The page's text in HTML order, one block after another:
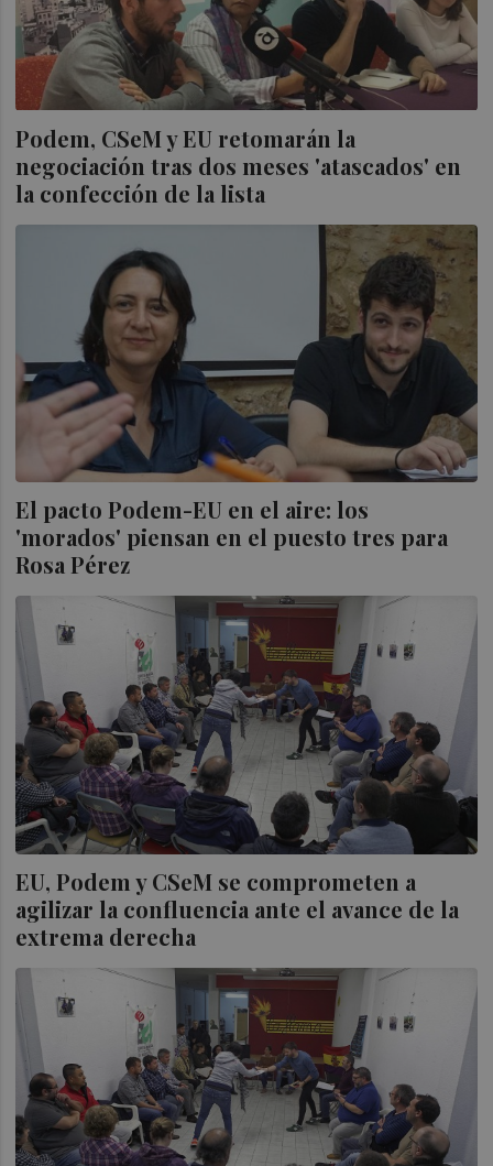
Podem, CSeM y EU retomarán la
negociación tras dos meses 'atascados' en
la confección de la lista
El pacto Podem-EU en el aire: los
'morados' piensan en el puesto tres para
Rosa Pérez
EU, Podem y CSeM se comprometen a
agilizar la confluencia ante el avance de la
extrema derecha